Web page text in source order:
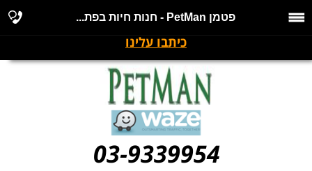
פטמן PetMan - חנות חיות בפת...
כיתבו עלינו
03-9339954